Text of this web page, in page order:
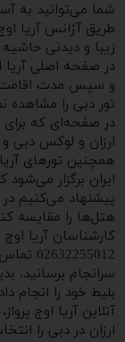
شما می‌توانید به
طریق آژانس آریا
زیبا و دیدنی
در صفحه اصلی آریا
و سپس مدت اقامت
تور دبی را مشاهده
در صفحه‌ای که برای
ارزان و لوکس دبی
همچنین تورهای
ایران برگزار
پیشنهاد می‌کنیم
هتل‌ها را مقایسه
سرانجام برسانید.
آنلاین آریا اوج
ارزان در دبی را